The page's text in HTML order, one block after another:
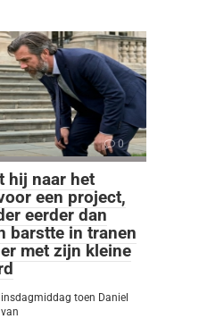
0
hij naar het
een project,
eerder dan
barstte in tranen
met zijn kleine
toen Daniel